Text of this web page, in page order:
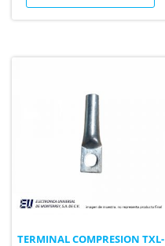
TERMINAL COMPRESION TXL-